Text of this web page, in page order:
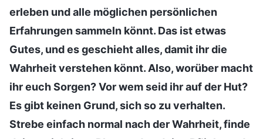
erleben und alle möglichen persönlichen
Erfahrungen sammeln könnt. Das ist etwas
Gutes, und es geschieht alles, damit ihr die
Wahrheit verstehen könnt. Also, worüber macht
ihr euch Sorgen? Vor wem seid ihr auf der Hut?
Es gibt keinen Grund, sich so zu verhalten.
Strebe einfach normal nach der Wahrheit, finde